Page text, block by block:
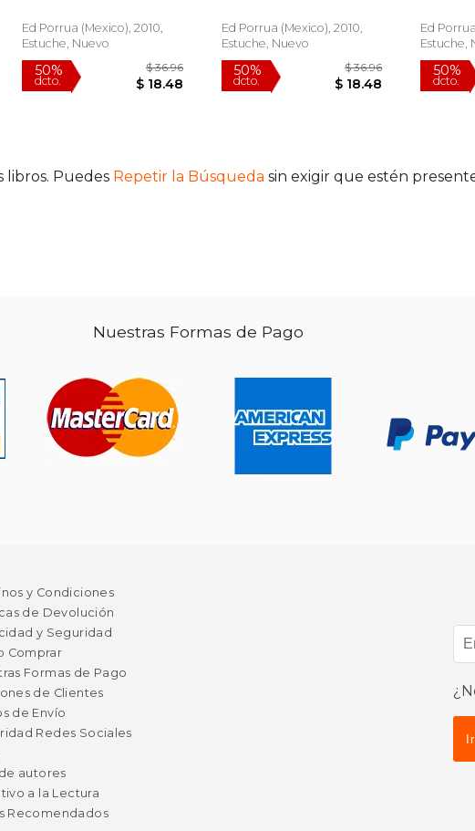
Ed Porrua (mexico), 2010,
Estuche, Nuevo
Ed Porrua (mexico), 2010,
Estuche, Nuevo
Ed
Estuche,
libros. Puedes Repetir la Búsqueda sin exigir que estén
Nuestras Formas de Pago
y Condiciones
de Devolución
y Seguridad
Comprar
Formas de Pago
de Clientes
de Envío
Redes Sociales
autores
a la Lectura
Recomendados